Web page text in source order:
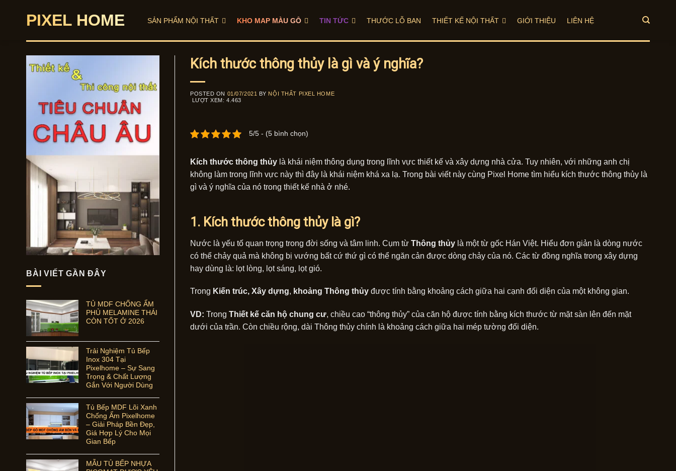
PIXEL HOME SẢN PHẨM NỘI THẤT KHO MAP MÀU GỖ TIN TỨC THƯỚC LỖ BAN THIẾT KẾ NỘI THẤT GIỚI THIỆU LIÊN HỆ
BÀI VIẾT GẦN ĐÂY
TỦ MDF CHỐNG ẨM
PHỦ MELAMINE THÁI
CÒN TỐT Ở 2026
Trải Nghiệm Tủ Bếp
Inox 304 Tại
Pixelhome – Sự Sang
Trọng & Chất Lượng
Gắn Với Người Dùng
Tủ Bếp MDF Lõi Xanh
Chống Ẩm Pixelhome
– Giải Pháp Bền Đẹp,
Giá Hợp Lý Cho Mọi
Gian Bếp
MẪU TỦ BẾP NHỰA
Kích thước thông thủy là gì và ý nghĩa?
POSTED ON 01/07/2021 BY NỘI THẤT PIXEL HOME
LƯỢT XEM: 4.463
5/5 - (5 bình chọn)
Kích thước thông thủy là khái niệm thông dụng trong lĩnh vực thiết kế và xây dựng nhà cửa. Tuy nhiên, với những anh chị
không làm trong lĩnh vực này thì đây là khái niệm khá xa lạ. Trong bài viết này cùng Pixel Home tìm hiểu kích thước thông thủy là
gì và ý nghĩa của nó trong thiết kế nhà ở nhé.
1. Kích thước thông thủy là gì?
Nước là yếu tố quan trọng trong đời sống và tâm linh. Cụm từ Thông thủy là một từ gốc Hán Việt. Hiểu đơn giản là dòng nước
có thể chảy quả mà không bị vướng bất cứ thứ gì có thể ngăn cản được dòng chảy của nó. Các từ đồng nghĩa trong xây dựng
hay dùng là: lọt lòng, lọt sáng, lọt gió.
Trong Kiến trúc, Xây dựng, khoảng Thông thủy được tính bằng khoảng cách giữa hai cạnh đối diện của một không gian.
VD: Trong Thiết kế căn hộ chung cư, chiều cao “thông thủy” của căn hộ được tính bằng kích thước từ mặt sàn lên đến mặt
dưới của trần. Còn chiều rộng, dài Thông thủy chính là khoảng cách giữa hai mép tường đối diện.